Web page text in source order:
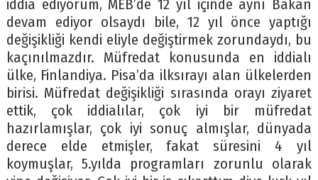
iddia ediyorum, MEB’de 12 yıl içinde aynı Bakan
devam ediyor olsaydı bile, 12 yıl önce yaptığı
değişikliği kendi eliyle değiştirmek zorundaydı, bu
kaçınılmazdır. Müfredat konusunda en iddialı
ülke, Finlandiya. Pisa’da ilksırayı alan ülkelerden
birisi. Müfredat değişikliği sırasında orayı ziyaret
ettik, çok iddialılar, çok iyi bir müfredat
hazırlamışlar, çok iyi sonuç almışlar, dünyada
derece elde etmişler, fakat süresini 4 yıl
koymuşlar, 5.yılda programları zorunlu olarak